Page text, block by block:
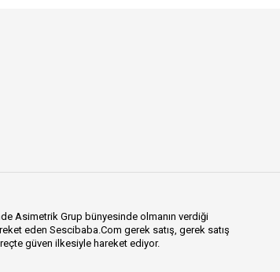
Asimetrik Grup bünyesinde olmanın verdiği
eden Sescibaba.Com gerek satış, gerek satış
güven ilkesiyle hareket ediyor.